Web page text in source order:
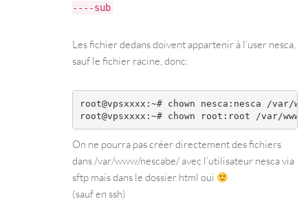
----sub
Les fichier dedans doivent appartenir à l’user nesca,
sauf le fichier racine, donc:
root@vpsxxxx:~# chown nesca:nesca /var/
On ne pourra pas créer directement des fichiers
dans /var/www/nescabe/ avec l’utilisateur nesca via
sftp mais dans le dossier html oui
(sauf en ssh)